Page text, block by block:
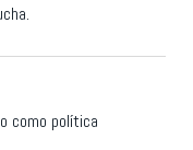
como política